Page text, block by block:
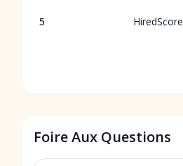
5 HiredScore
Foire Aux Questions